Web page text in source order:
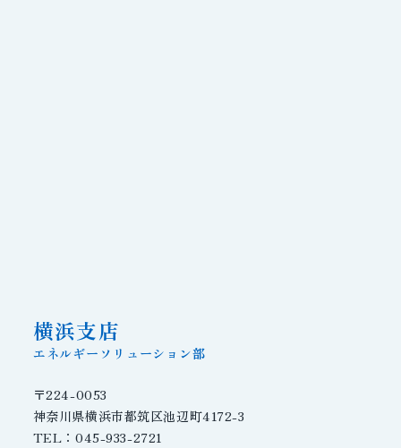
横浜支店
エネルギーソリューション部
〒224-0053
神奈川県横浜市都筑区池辺町4172-3
TEL：045-933-2721